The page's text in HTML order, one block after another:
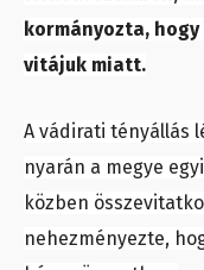
kormányozta,
vitájuk miatt.
A vádirati tényállás
nyarán a megye
közben
nehezményezte,